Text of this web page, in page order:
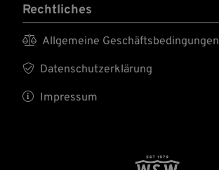
Rechtliches
 Allgemeine Geschäftsbedingungen
 Datenschutzerklärung
 Impressum